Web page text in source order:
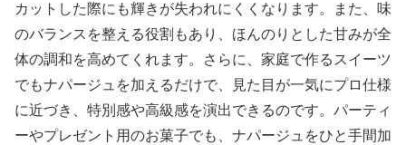
カットした際にも輝きが失われにくくなります。また、味
のバランスを整える役割もあり、ほんのりとした甘みが全
体の調和を高めてくれます。さらに、家庭で作るスイーツ
でもナパージュを加えるだけで、見た目が一気にプロ仕様
に近づき、特別感や高級感を演出できるのです。パーティ
ーやプレゼント用のお菓子でも、ナパージュをひと手間加